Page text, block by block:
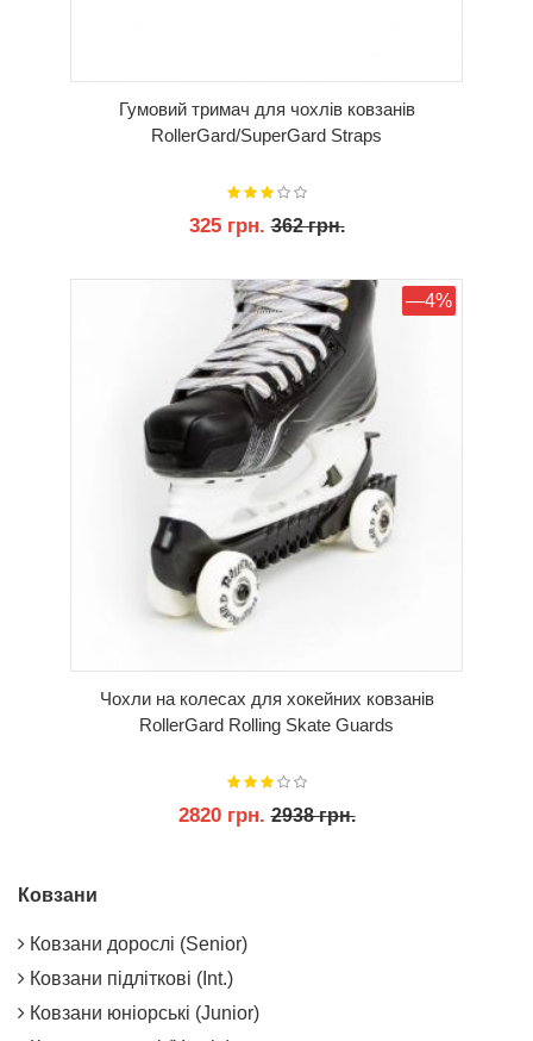
Гумовий тримач для чохлів ковзанів
RollerGard/SuperGard Straps
325 грн.362 грн.
КУПИТИ —4%
Чохли на колесах для хокейних ковзанів
RollerGard Rolling Skate Guards
2820 грн.2938 грн.
Ковзани
Ковзани дорослі (Senior)
Ковзани підліткові (Int.)
Ковзани юніорські (Junior)